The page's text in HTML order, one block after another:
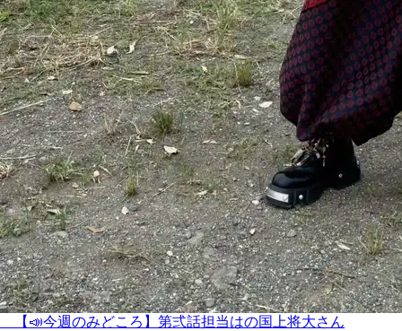
【📣今週のみどころ】第弍話担当はの国上将大さん